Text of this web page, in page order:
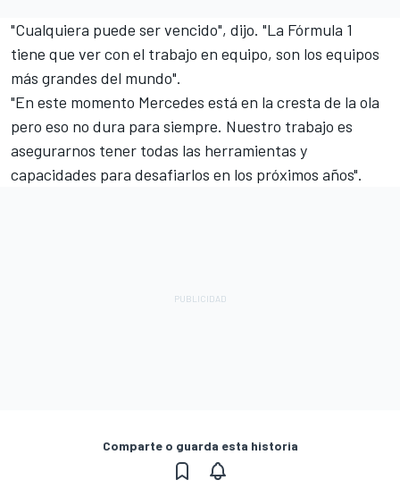
"Cualquiera puede ser vencido", dijo. "La Fórmula 1
tiene que ver con el trabajo en equipo, son los equipos
más grandes del mundo".
"En este momento Mercedes está en la cresta de la ola
pero eso no dura para siempre. Nuestro trabajo es
asegurarnos tener todas las herramientas y
capacidades para desafiarlos en los próximos años".
Comparte o guarda esta historia